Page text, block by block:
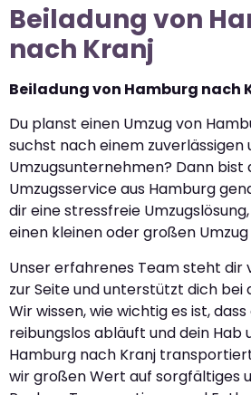
Beiladung von
nach Kranj
Beiladung von Hamburg nach
Du planst einen Umzug von
suchst nach einem zuverlässigen
Umzugsunternehmen? Dann bist
Umzugsservice aus Hamburg
dir eine stressfreie
einen kleinen oder großen
Unser erfahrenes Team steht dir
zur Seite und unterstützt dich bei
Wir wissen, wie wichtig es ist,
reibungslos abläuft und dein Hab
Hamburg nach Kranj
wir großen Wert auf sorgfältiges